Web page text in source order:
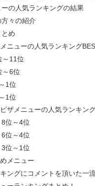
ーの人気ランキングの結果
々の紹介
め
ニューの人気ランキング
～11位
～6位
1位
1位
ザメニューの人気ランキン
8位～4位
6位～4位
3位～1位
メニュー
ングにコメントを頂いた一